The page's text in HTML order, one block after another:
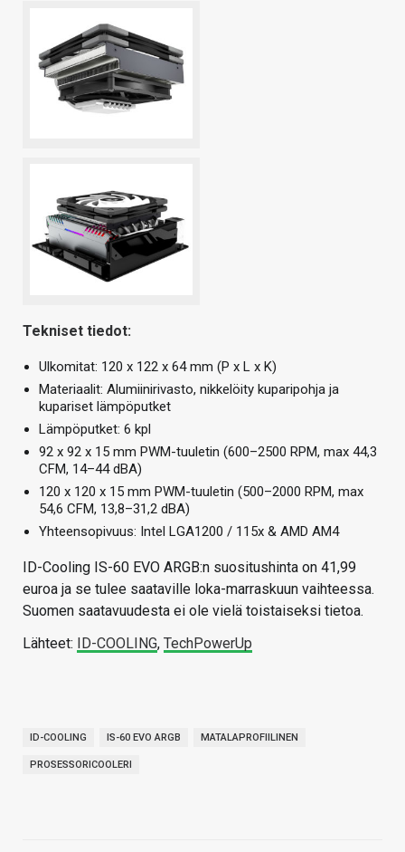
Tekniset tiedot:
Ulkomitat: 120 x 122 x 64 mm (P x L x K)
Materiaalit: Alumiinirivasto, nikkelöity kuparipohja ja
kupariset lämpöputket
Lämpöputket: 6 kpl
92 x 92 x 15 mm PWM-tuuletin (600–2500 RPM, max 44,3
CFM, 14–44 dBA)
120 x 120 x 15 mm PWM-tuuletin (500–2000 RPM, max
54,6 CFM, 13,8–31,2 dBA)
Yhteensopivuus: Intel LGA1200 / 115x & AMD AM4
ID-Cooling IS-60 EVO ARGB:n suositushinta on 41,99
euroa ja se tulee saataville loka-marraskuun vaihteessa.
Suomen saatavuudesta ei ole vielä toistaiseksi tietoa.
Lähteet: ID-COOLING, TechPowerUp
ID-COOLING IS-60 EVO ARGB MATALAPROFIILINEN
PROSESSORICOOLERI